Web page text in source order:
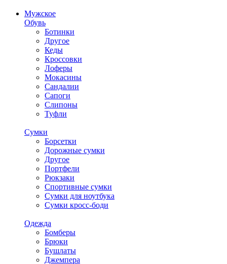
Мужское
Обувь
Ботинки
Другое
Кеды
Кроссовки
Лоферы
Мокасины
Сандалии
Сапоги
Слипоны
Туфли
Сумки
Борсетки
Дорожные сумки
Другое
Портфели
Рюкзаки
Спортивные сумки
Сумки для ноутбука
Сумки кросс-боди
Одежда
Бомберы
Брюки
Бушлаты
Джемпера